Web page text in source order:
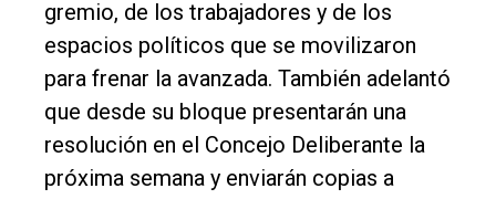
gremio, de los trabajadores y de los
espacios políticos que se movilizaron
para frenar la avanzada. También adelantó
que desde su bloque presentarán una
resolución en el Concejo Deliberante la
próxima semana y enviarán copias a